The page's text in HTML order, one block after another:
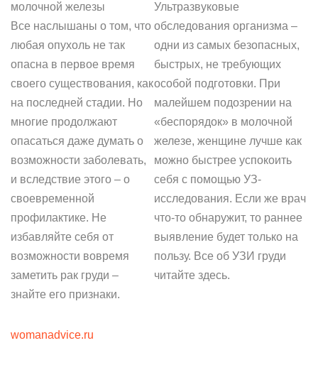
молочной железы
Все наслышаны о том, что
любая опухоль не так
опасна в первое время
своего существования, как
на последней стадии. Но
многие продолжают
опасаться даже думать о
возможности заболевать,
и вследствие этого – о
своевременной
профилактике. Не
избавляйте себя от
возможности вовремя
заметить рак груди –
знайте его признаки.
Ультразвуковые
обследования организма –
одни из самых безопасных,
быстрых, не требующих
особой подготовки. При
малейшем подозрении на
«беспорядок» в молочной
железе, женщине лучше как
можно быстрее успокоить
себя с помощью УЗ-
исследования. Если же врач
что-то обнаружит, то раннее
выявление будет только на
пользу. Все об УЗИ груди
читайте здесь.
womanadvice.ru